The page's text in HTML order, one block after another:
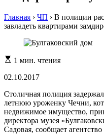
Главная › ЧП › В полиции
завладеть квартирами
Расчетное
чтения
1 мин. чтения
02.10.2017
Столичная полиция
летнюю уроженку Чечни,
недвижимое имущество,
директора музея
Садовая, сообщает